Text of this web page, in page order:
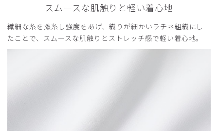
スムースな肌触りと軽い着心地
繊細な糸を撚糸し強度をあげ、織りが細かいラチネ組織にし
たことで、スムースな肌触りとストレッチ感で軽い着心地。